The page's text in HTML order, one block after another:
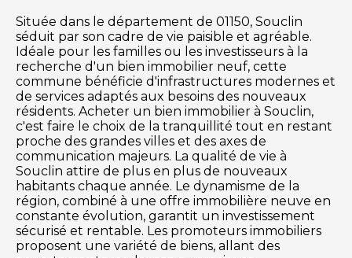
Située dans le département de 01150, Souclin
séduit par son cadre de vie paisible et agréable.
Idéale pour les familles ou les investisseurs à la
recherche d'un bien immobilier neuf, cette
commune bénéficie d'infrastructures modernes et
de services adaptés aux besoins des nouveaux
résidents. Acheter un bien immobilier à Souclin,
c'est faire le choix de la tranquillité tout en restant
proche des grandes villes et des axes de
communication majeurs. La qualité de vie à
Souclin attire de plus en plus de nouveaux
habitants chaque année. Le dynamisme de la
région, combiné à une offre immobilière neuve en
constante évolution, garantit un investissement
sécurisé et rentable. Les promoteurs immobiliers
proposent une variété de biens, allant des